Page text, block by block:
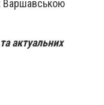
Варшавською
актуальних